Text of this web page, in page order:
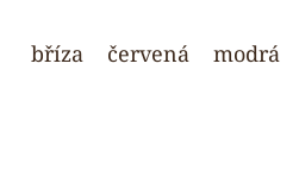
bříza červená modrá